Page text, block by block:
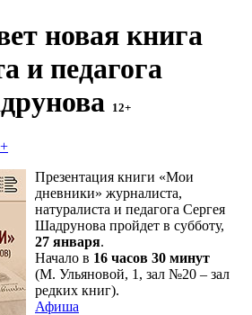
новая книга
и педагога
12+
Презентация книги «Мои
дневники» журналиста,
натуралиста и педагога Сергея
Шадрунова пройдет в субботу,
27 января.
Начало в 16 часов 30 минут
(М. Ульяновой, 1, зал №20 – зал
редких книг).
Афиша